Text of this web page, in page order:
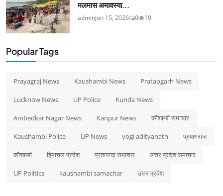
मलमास अमावस्या...
adminJun 15, 2026 0 19
Popular Tags
Prayagraj News Kaushambi News Pratapgarh News
Lucknow News UP Police Kunda News
Ambedkar Nagar News Kanpur News कौशाम्बी समाचार
Kaushambi Police UP News yogi adityanath प्रयागराज
कौशाम्बी हिमाचल प्रदेश प्रतापगढ़ समाचार उत्तर प्रदेश समाचार
UP Politics kaushambi samachar उत्तर प्रदेश